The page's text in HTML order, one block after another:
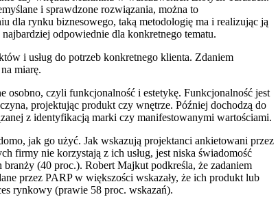
i sprawdzone rozwiązania, można to
dla rynku biznesowego, taką metodologię ma i realizując ją
odpowiednie dla konkretnego tematu.
i usług do potrzeb konkretnego klienta. Zdaniem
miarę.
osobno, czyli funkcjonalność i estetykę. Funkcjonalność jest
projektując produkt czy wnętrze. Później dochodzą do
z identyfikacją marki czy manifestowanymi wartościami.
jak go użyć. Jak wskazują projektanci ankietowani przez
firmy nie korzystają z ich usług, jest niska świadomość
(40 proc.). Robert Majkut podkreśla, że zadaniem
przez PARP w większości wskazały, że ich produkt lub
rynkowy (prawie 58 proc. wskazań).